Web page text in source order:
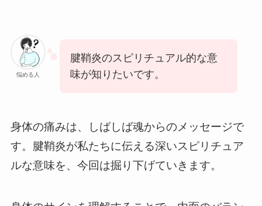
悩める人
腱鞘炎のスピリチュアル的な意
味が知りたいです。
身体の痛みは、しばしば魂からのメッセージで
す。腱鞘炎が私たちに伝える深いスピリチュア
ルな意味を、今回は掘り下げていきます。